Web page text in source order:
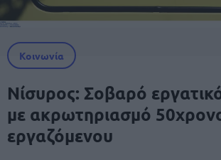
Κοινωνία
Νίσυρος: Σοβαρό
με ακρωτηριασμό
εργαζόμενου